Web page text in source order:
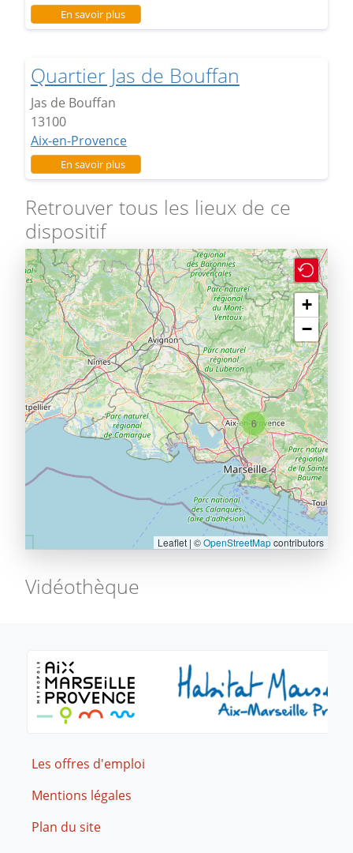
En savoir plussur Quartier Encagnane
Quartier Jas de Bouffan
Jas de Bouffan
13100
Aix-en-Provence
En savoir plussur Quartier Jas de Bouffan
Retrouver tous les lieux de ce
dispositif
6
+
−
Leaflet | ©OpenStreetMapcontributors
Vidéothèque
Footer
Les offres d'emploi
Mentions légales
Plan du site